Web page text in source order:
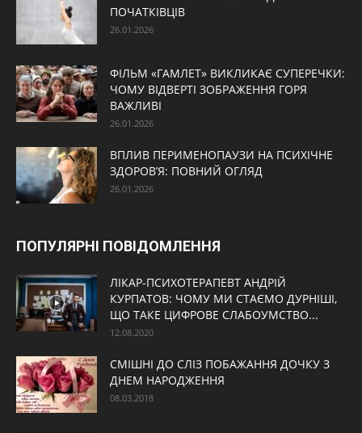
ПОЧАТКІВЦІВ
26.01.2026
ФІЛЬМ «ГАМЛЕТ» ВИКЛИКАЄ СУПЕРЕЧКИ:
ЧОМУ ВІДВЕРТІ ЗОБРАЖЕННЯ ГОРЯ
ВАЖЛИВІ
26.01.2026
ВПЛИВ ПЕРИМЕНОПАУЗИ НА ПСИХІЧНЕ
ЗДОРОВ’Я: ПОВНИЙ ОГЛЯД
26.01.2026
ПОПУЛЯРНІ ПОВІДОМЛЕННЯ
ЛІКАР-ПСИХОТЕРАПЕВТ АНДРІЙ
КУРПАТОВ: ЧОМУ МИ СТАЄМО ДУРНІШІ,
ЩО ТАКЕ ЦИФРОВЕ СЛАБОУМСТВО...
12.08.2020
СМІШНІ ДО СЛІЗ ПОБАЖАННЯ ДОЧКУ З
ДНЕМ НАРОДЖЕННЯ
08.03.2018